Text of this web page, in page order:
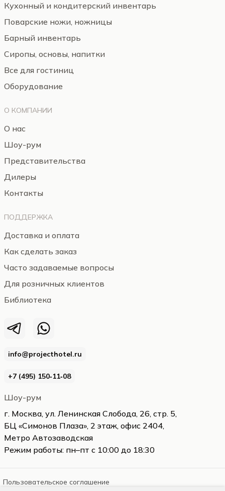
info@projecthotel.ru
+7 (495) 150‑11‑08
Шоу-рум
г. Москва, ул. Ленинская Слобода, 26, стр. 5,
БЦ «Симонов Плаза», 2 этаж, офис 2404,
Метро Автозаводская
Режим работы: пн–пт с 10:00 до 18:30
Кухонный и кондитерский инвентарь
Поварские ножи, ножницы
Барный инвентарь
Сиропы, основы, напитки
Все для гостиниц
Оборудование
О КОМПАНИИ
О нас
Шоу-рум
Представительства
Дилеры
Контакты
ПОДДЕРЖКА
Доставка и оплата
Как сделать заказ
Часто задаваемые вопросы
Для розничных клиентов
Библиотека
Пользовательское соглашение